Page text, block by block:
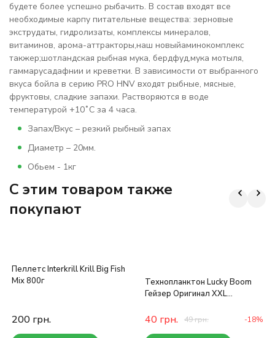
будете более успешно рыбачить. В состав входят все
необходимые карпу питательные вещества: зерновые
экструдаты, гидролизаты, комплексы минералов,
витаминов, арома-аттракторы,наш новыйаминокомплекс
такжеp;шотландская рыбная мука, бердфуд,мука мотыля,
гаммарусадафнии и креветки. В зависимости от выбранного
вкуса бойла в серию PRO HNV входят рыбные, мясные,
фруктовы, сладкие запахи. Растворяются в воде
температурой +10˚С за 4 часа.
Запах/Вкус – резкий рыбный запах
Диаметр – 20мм.
Обьем - 1кг
C этим товаром также
покупают
Пеллетс Interkrill Krill Big Fish
Mix 800г
200 грн.
Технопланктон Lucky Boom
Гейзер Оригинал XXL
40 грн. 49грн. -18%